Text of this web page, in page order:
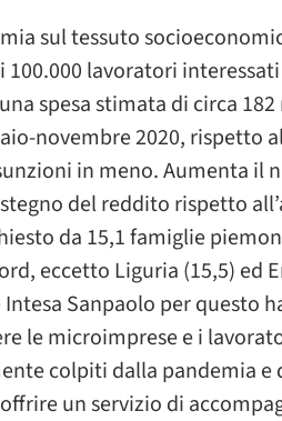
sul tessuto
100.000 lavoratori
spesa stimata di circa
novembre 2020, rispetto
in meno. Aumenta il
del reddito rispetto
da 15,1 famiglie
eccetto Liguria (15,5) ed
Sanpaolo per questo
le microimprese e i
colpiti dalla pandemia e
un servizio di